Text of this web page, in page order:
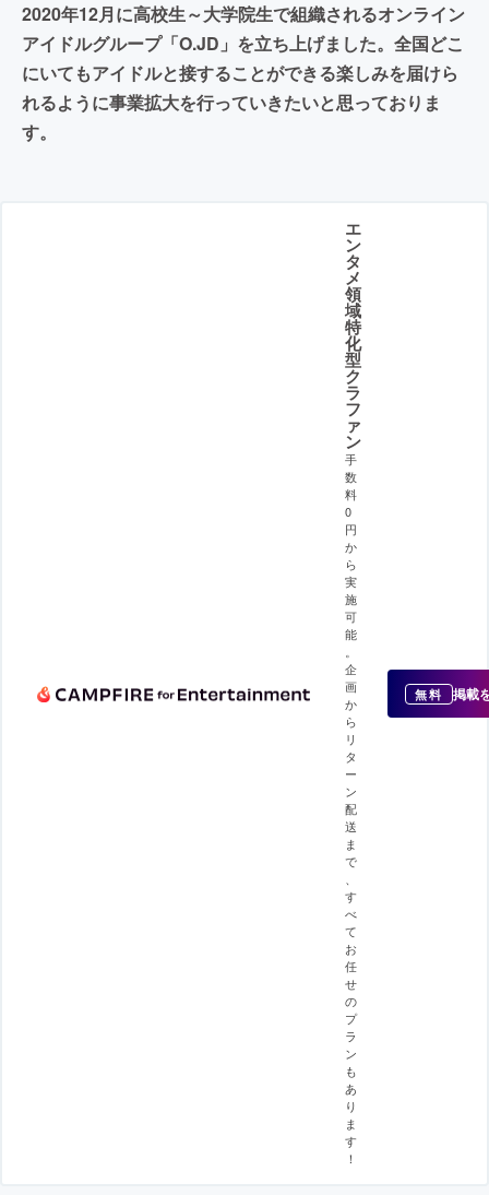
2020年12月に高校生～大学院生で組織されるオンライン
アイドルグループ「O.JD」を立ち上げました。全国どこ
にいてもアイドルと接することができる楽しみを届けら
れるように事業拡大を行っていきたいと思っておりま
す。
エ
ン
タ
メ
領
域
特
化
型
ク
ラ
フ
ァ
ン
手
数
料
0
円
か
ら
実
施
可
能
。
企
画
か
ら
リ
タ
ー
ン
配
送
ま
で
、
す
べ
て
お
任
せ
の
プ
ラ
ン
も
あ
り
ま
す
！
無料 掲載